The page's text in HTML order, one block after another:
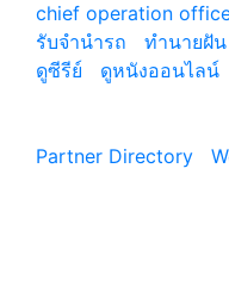
chief operation
รับจํานํารถ
ทํานายฝัน
ดูซีรีย์
ดูหนังออนไลน์
Partner Directory